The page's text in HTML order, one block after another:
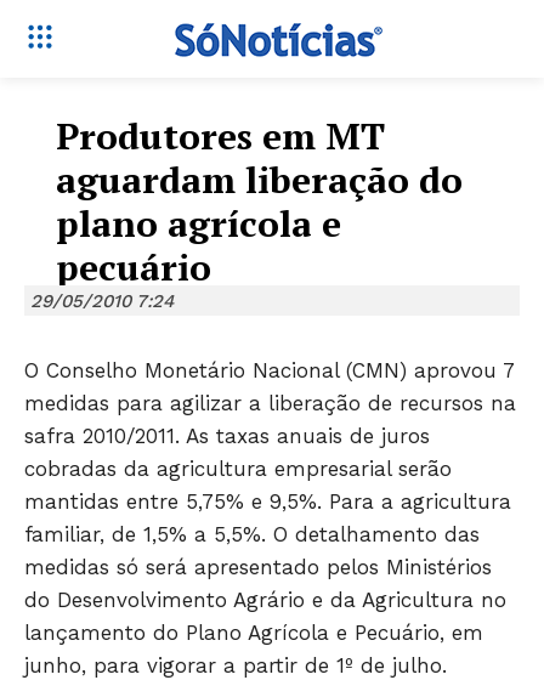
Produtores em MT
aguardam liberação do
plano agrícola e
pecuário
29/05/2010 7:24
O Conselho Monetário Nacional (CMN) aprovou 7
medidas para agilizar a liberação de recursos na
safra 2010/2011. As taxas anuais de juros
cobradas da agricultura empresarial serão
mantidas entre 5,75% e 9,5%. Para a agricultura
familiar, de 1,5% a 5,5%. O detalhamento das
medidas só será apresentado pelos Ministérios
do Desenvolvimento Agrário e da Agricultura no
lançamento do Plano Agrícola e Pecuário, em
junho, para vigorar a partir de 1º de julho.